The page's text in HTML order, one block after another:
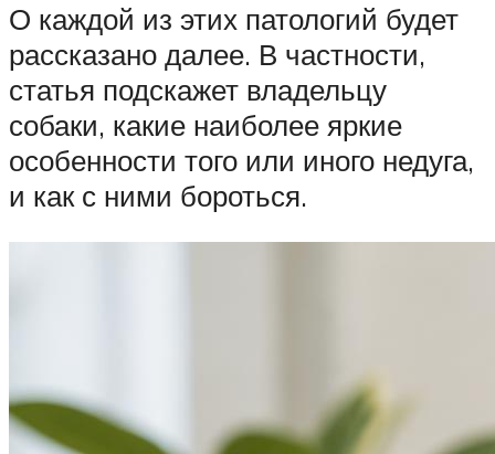
О каждой из этих патологий будет
рассказано далее. В частности,
статья подскажет владельцу
собаки, какие наиболее яркие
особенности того или иного недуга,
и как с ними бороться.